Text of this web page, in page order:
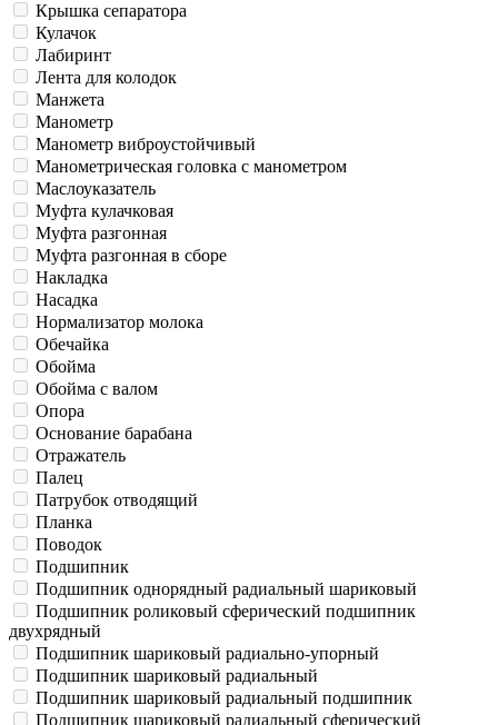
Крышка сепаратора
Кулачок
Лабиринт
Лента для колодок
Манжета
Манометр
Манометр виброустойчивый
Манометрическая головка c манометром
Маслоуказатель
Муфта кулачковая
Муфта разгонная
Муфта разгонная в сборе
Накладка
Насадка
Нормализатор молока
Обечайка
Обойма
Обойма с валом
Опора
Основание барабана
Отражатель
Палец
Патрубок отводящий
Планка
Поводок
Подшипник
Подшипник однорядный радиальный шариковый
Подшипник роликовый сферический подшипник
двухрядный
Подшипник шариковый радиально-упорный
Подшипник шариковый радиальный
Подшипник шариковый радиальный подшипник
Подшипник шариковый радиальный сферический